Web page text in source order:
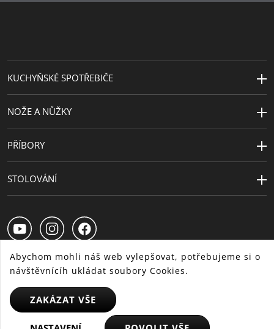
KUCHYŇSKÉ SPOTŘEBIČE
NOŽE A NŮŽKY
PŘÍBORY
STOLOVÁNÍ
CS SK HU
Abychom mohli náš web vylepšovat, potřebujeme si o
návštěvnícíh ukládat soubory Cookies.
ZAKÁZAT VŠE